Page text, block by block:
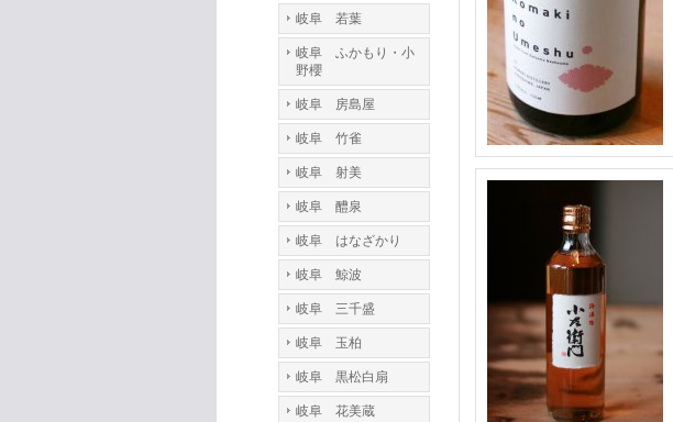
岐阜 若葉
岐阜 ふかもり・小
野櫻
岐阜 房島屋
岐阜 竹雀
岐阜 射美
岐阜 醴泉
岐阜 はなざかり
岐阜 鯨波
岐阜 三千盛
岐阜 玉柏
岐阜 黒松白扇
岐阜 花美蔵